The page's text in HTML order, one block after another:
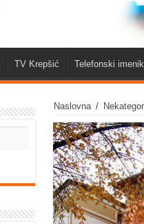
TV Krepšić Telefonski imenik
Naslovna /